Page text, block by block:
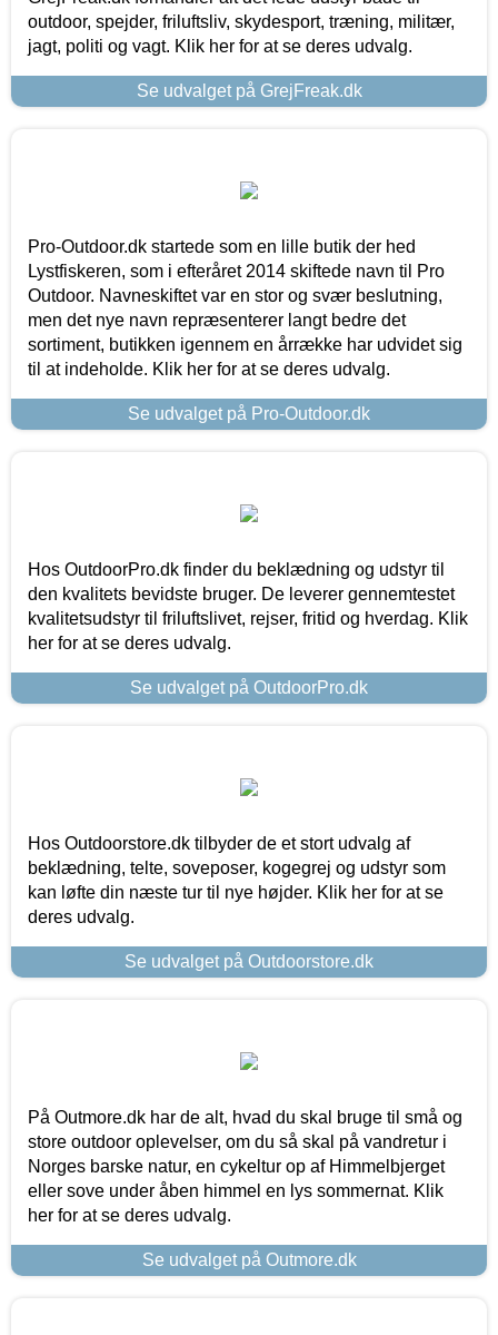
outdoor, spejder, friluftsliv, skydesport, træning, militær,
jagt, politi og vagt. Klik her for at se deres udvalg.
Se udvalget på GrejFreak.dk
Pro-Outdoor.dk startede som en lille butik der hed
Lystfiskeren, som i efteråret 2014 skiftede navn til Pro
Outdoor. Navneskiftet var en stor og svær beslutning,
men det nye navn repræsenterer langt bedre det
sortiment, butikken igennem en årrække har udvidet sig
til at indeholde. Klik her for at se deres udvalg.
Se udvalget på Pro-Outdoor.dk
Hos OutdoorPro.dk finder du beklædning og udstyr til
den kvalitets bevidste bruger. De leverer gennemtestet
kvalitetsudstyr til friluftslivet, rejser, fritid og hverdag. Klik
her for at se deres udvalg.
Se udvalget på OutdoorPro.dk
Hos Outdoorstore.dk tilbyder de et stort udvalg af
beklædning, telte, soveposer, kogegrej og udstyr som
kan løfte din næste tur til nye højder. Klik her for at se
deres udvalg.
Se udvalget på Outdoorstore.dk
På Outmore.dk har de alt, hvad du skal bruge til små og
store outdoor oplevelser, om du så skal på vandretur i
Norges barske natur, en cykeltur op af Himmelbjerget
eller sove under åben himmel en lys sommernat. Klik
her for at se deres udvalg.
Se udvalget på Outmore.dk